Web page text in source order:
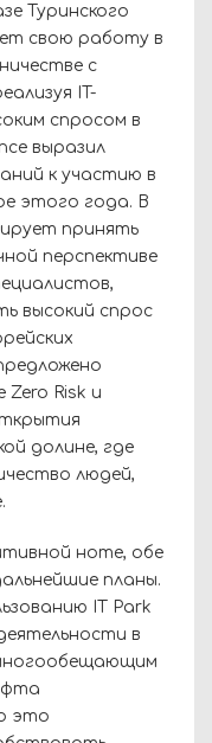
Туринского
свою работу в
с
IT-
спросом в
выразил
к участию в
этого года. В
принять
перспективе
высокий спрос
Risk и
долине, где
людей,
ноте, обе
планы.
IT Park
в
это